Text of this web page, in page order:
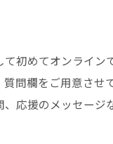
初めてオンライン
問欄をご用意させ
応援のメッセージ